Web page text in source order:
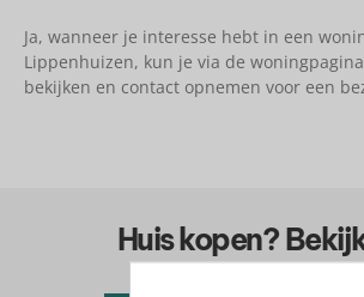
Ja, wanneer je interesse hebt in een
Lippenhuizen, kun je via de
bekijken en contact opnemen voor een
Huis kopen?